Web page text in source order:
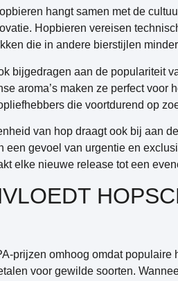
hangt samen met de
Hopbieren vereisen
die in andere bierstijlen
bijgedragen aan de populariteit
aroma’s maken ze perfect
die voortdurend op
van hop draagt ook bij aan
een gevoel van urgentie en
elke nieuwe release tot een
prijzen omhoog omdat
voor gewilde soorten.